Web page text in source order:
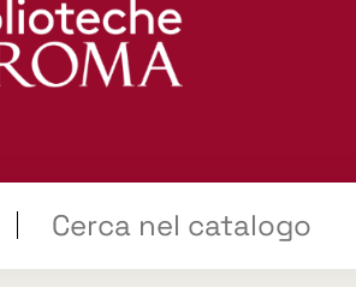
il tuo libro "Catalogo"